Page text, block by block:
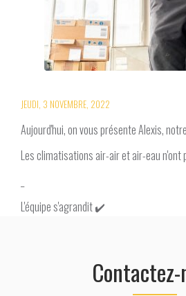
JEUDI, 3 NOVEMBRE, 2022
Aujourd'hui, on vous présente Alexis,
Les climatisations air-air et air-eau
L'équipe s'agrandit ✔️